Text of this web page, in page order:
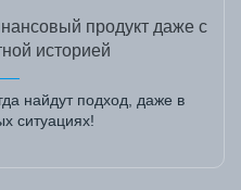
продукт даже с
историей
найдут подход, даже в
ситуациях!